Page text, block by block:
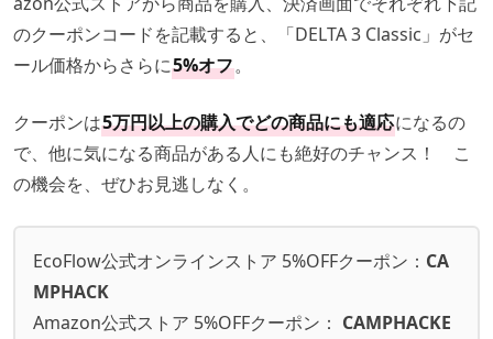
のクーポンコードを記載すると、「DELTA 3 Classic」がセ
ール価格からさらに5%オフ。
クーポンは5万円以上の購入でどの商品にも適応になるの
で、他に気になる商品がある人にも絶好のチャンス！ こ
の機会を、ぜひお見逃しなく。
EcoFlow公式オンラインストア 5%OFFクーポン： CA
MPHACK
Amazon公式ストア 5%OFFクーポン： CAMPHACKE